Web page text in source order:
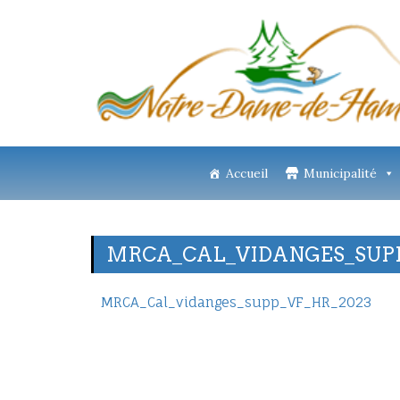
Accueil Municipalité
MRCA_Cal_vidanges_supp_VF_HR_2023